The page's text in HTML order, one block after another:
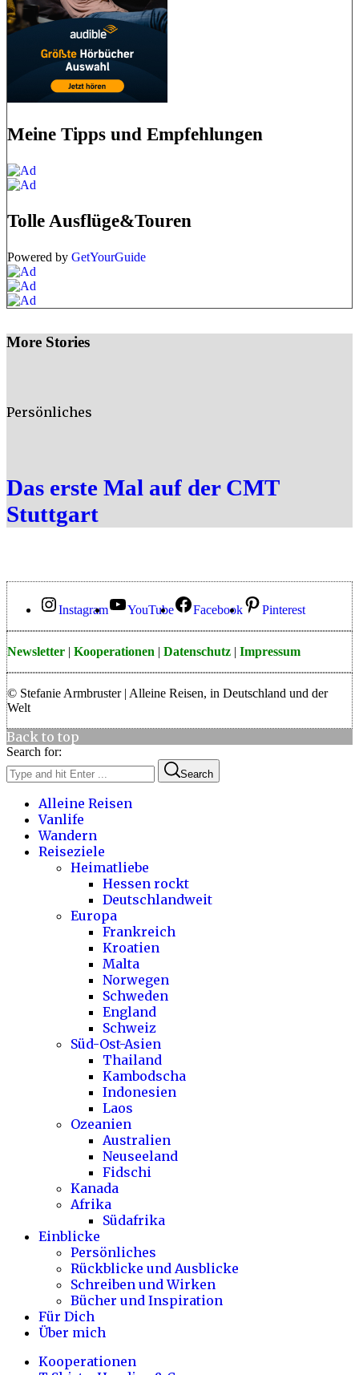
Meine Tipps und Empfehlungen
Tolle Ausflüge&Touren
Powered by GetYourGuide
More Stories
Persönliches
Das erste Mal auf der CMT
Stuttgart
Instagram YouTube Facebook Pinterest
Newsletter | Kooperationen | Datenschutz | Impressum
© Stefanie Armbruster | Alleine Reisen, in Deutschland und der
Welt
Back to top
Search for:
Search
Alleine Reisen
Vanlife
Wandern
Reiseziele
Heimatliebe
Hessen rockt
Deutschlandweit
Europa
Frankreich
Kroatien
Malta
Norwegen
Schweden
England
Schweiz
Süd-Ost-Asien
Thailand
Kambodscha
Indonesien
Laos
Ozeanien
Australien
Neuseeland
Fidschi
Kanada
Afrika
Südafrika
Einblicke
Persönliches
Rückblicke und Ausblicke
Schreiben und Wirken
Bücher und Inspiration
Für Dich
Über mich
Kooperationen